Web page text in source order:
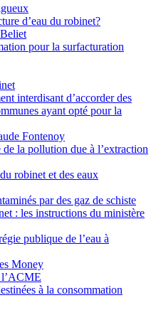
d’eau du robinet?
pour la surfacturation
interdisant d’accorder des
ayant opté pour la
Fontenoy
la pollution due à l’extraction
robinet et des eaux
par des gaz de schiste
: les instructions du ministère
publique de l’eau à
Money
l’ACME
à la consommation